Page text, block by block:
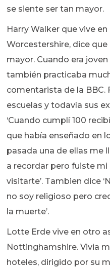
se siente ser tan mayor.
Harry Walker que vive
Worcestershire, dice
mayor. Cuando era
también practicaba
comentarista de la BBC.
escuelas y todavía sus
‘Cuando cumplí 100
que había enseñado en
pasada una de ellas me
a recordar pero fuiste
visitarte’. Tambien dice
no soy religioso pero
la muerte’.
Lotte Erde vive en otro
Nottinghamshire. Vivia
hoteles, dirigido por su